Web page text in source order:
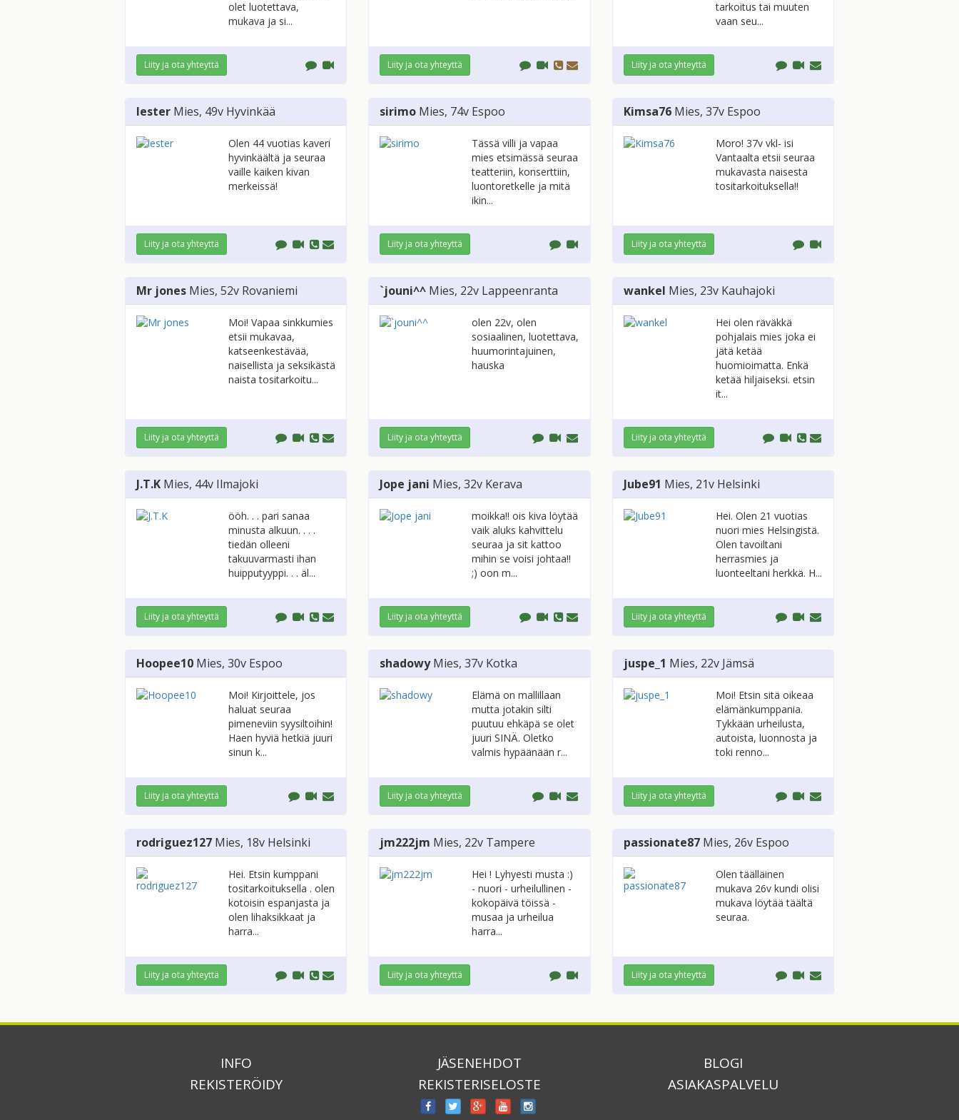
olet luotettava,
mukava ja si...
Liity ja ota yhteyttä Liity ja ota yhteyttä
tarkoitus tai muuten
vaan seu...
Liity ja ota yhteyttä
lester Mies, 49v Hyvinkää
Olen 44 vuotias kaveri
hyvinkäältä ja seuraa
vaille kaiken kivan
merkeissä!
Liity ja ota yhteyttä
sirimo Mies, 74v Espoo
Tässä villi ja vapaa
mies etsimässä seuraa
teatteriin, konserttiin,
luontoretkelle ja mitä
ikin...
Liity ja ota yhteyttä
Kimsa76 Mies, 37v Espoo
Moro! 37v vkl- isi
Vantaalta etsii seuraa
mukavasta naisesta
tositarkoituksella!!
Liity ja ota yhteyttä
Mr jones Mies, 52v Rovaniemi
Moi! Vapaa sinkkumies
etsii mukavaa,
katseenkestävää,
naisellista ja seksikästä
naista tositarkoitu...
Liity ja ota yhteyttä
`jouni^^ Mies, 22v Lappeenranta
olen 22v, olen
sosiaalinen, luotettava,
huumorintajuinen,
hauska
Liity ja ota yhteyttä
wankel Mies, 23v Kauhajoki
Hei olen räväkkä
pohjalais mies joka ei
jätä ketää
huomioimatta. Enkä
ketää hiljaiseksi. etsin
it...
Liity ja ota yhteyttä
J.T.K Mies, 44v Ilmajoki
ööh. . . pari sanaa
minusta alkuun. . . .
tiedän olleeni
takuuvarmasti ihan
huipputyyppi. . . äl...
Liity ja ota yhteyttä
Jope jani Mies, 32v Kerava
moikka!! ois kiva löytää
vaik aluks kahvittelu
seuraa ja sit kattoo
mihin se voisi johtaa!!
;) oon m...
Liity ja ota yhteyttä
Jube91 Mies, 21v Helsinki
Hei. Olen 21 vuotias
nuori mies Helsingistä.
Olen tavoiltani
herrasmies ja
luonteeltani herkkä. H...
Liity ja ota yhteyttä
Hoopee10 Mies, 30v Espoo
Moi! Kirjoittele, jos
haluat seuraa
pimeneviin syysiltoihin!
Haen hyviä hetkiä juuri
sinun k...
Liity ja ota yhteyttä
shadowy Mies, 37v Kotka
Elämä on mallillaan
mutta jotakin silti
puutuu ehkäpä se olet
juuri SINÄ. Oletko
valmis hypäänään r...
Liity ja ota yhteyttä
juspe_1 Mies, 22v Jämsä
Moi! Etsin sitä oikeaa
elämänkumppania.
Tykkään urheilusta,
autoista, luonnosta ja
toki renno...
Liity ja ota yhteyttä
rodriguez127 Mies, 18v Helsinki
Hei. Etsin kumppani
tositarkoituksella . olen
kotoisin espanjasta ja
olen lihaksikkaat ja
harra...
Liity ja ota yhteyttä
jm222jm Mies, 22v Tampere
Hei ! Lyhyesti musta :)
- nuori - urheilullinen -
kokopäivä töissä -
musaa ja urheilua
harra...
Liity ja ota yhteyttä
passionate87 Mies, 26v Espoo
Olen täälläinen
mukava 26v kundi olisi
mukava löytää täältä
seuraa.
Liity ja ota yhteyttä
INFO
REKISTERÖIDY
JÄSENEHDOT
REKISTERISELOSTE
BLOGI
ASIAKASPALVELU